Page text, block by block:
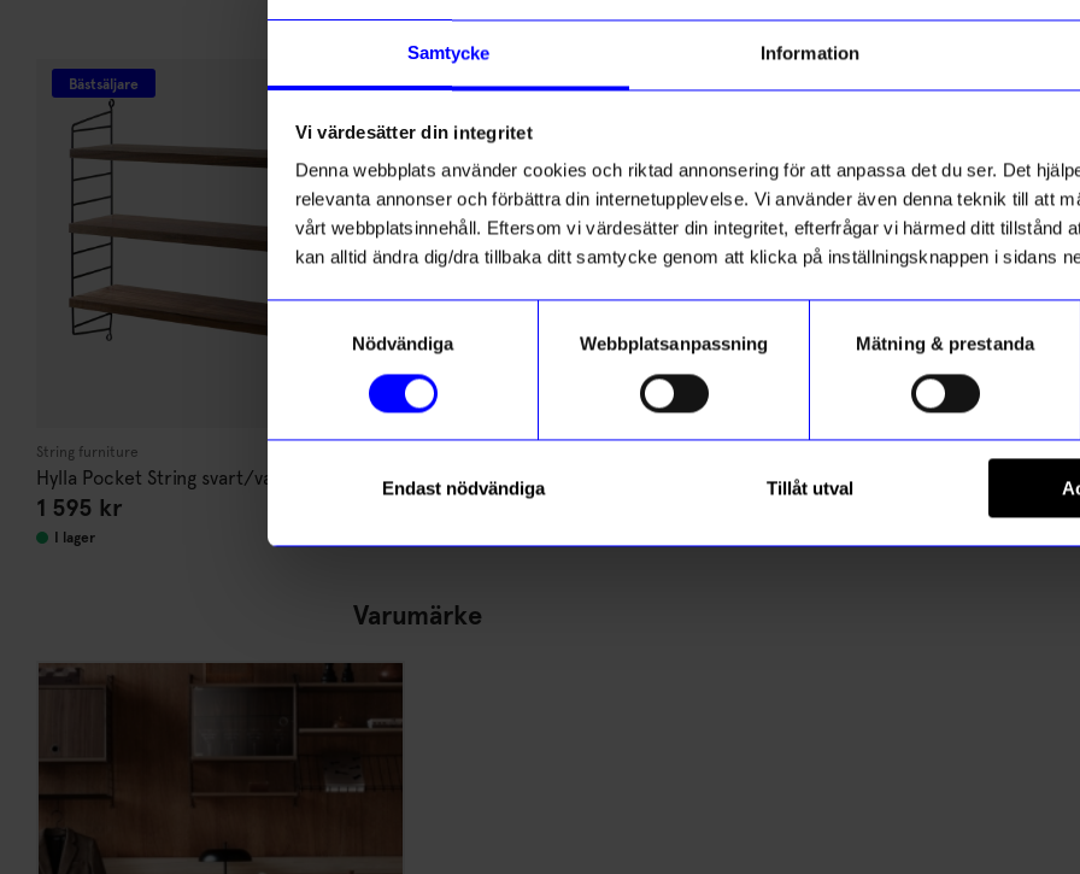
Samtycke Information
Vi värdesätter din integritet
Denna webbplats använder cookies och riktad annonsering för att anpassa det du ser. Det
relevanta annonser och förbättra din internetupplevelse. Vi använder även denna teknik till att
vårt webbplatsinnehåll. Eftersom vi värdesätter din integritet, efterfrågar vi härmed ditt tillstånd
kan alltid ändra dig/dra tillbaka ditt samtycke genom att klicka på inställningsknappen i sidans
Nödvändiga
Webbplatsanpassning Mätning & prestanda
Endast nödvändiga Tillåt utval
Bästsäljare
String furniture
Hylla Pocket String svart/valnöt
1 595 kr
I lager
Designklassiker
Hylla Pocket String ek/vit Hylla Pocket String vit
Varumärke
Anmäl dig till vårt nyhetsbrev och bli
och unika erbjudanden!
Som tack får du
första köp.
Name